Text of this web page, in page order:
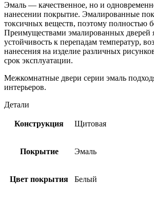
Эмаль — качественное, но и
нанесении покрытие. Эмалированные
токсичных веществ, поэтому полностью
Преимуществами эмалированных дверей
устойчивость к перепадам температур,
нанесения на изделие различных
срок эксплуатации.
Межкомнатные двери серии эмаль
интерьеров.
Детали
Конструкция Щитовая
Покрытие Эмаль
Цвет покрытия Белый